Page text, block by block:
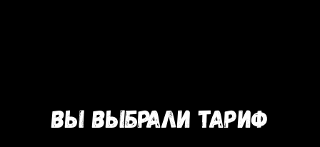
ВЫ ВЫБРАЛИ ТАРИФ